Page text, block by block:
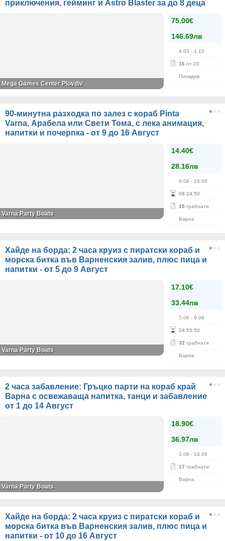
приключения, гейминг и Astro Blaster за до 8 деца
75.00€
146.69лв
4.03 - 1.10
16 от 20
Пловдив
Mega Games Center Plovdiv
90-минутна разходка по залез с кораб Pinta
Varna, Арабела или Свети Тома, с лека анимация,
напитки и почерпка - от 9 до 16 Август
14.40€
28.16лв
9.08 - 16.08
08:24:50
15 грабнати
Варна
Varna Party Boats
Хайде на борда: 2 часа круиз с пиратски кораб и
морска битка във Варненския залив, плюс пица и
напитки - от 5 до 9 Август
17.10€
33.44лв
5.08 - 9.08
24:55:50
32 грабнати
Варна
Varna Party Boats
2 часа забавление: Гръцко парти на кораб край
Варна с освежаваща напитка, танци и забавление
от 1 до 14 Αвгуст
18.90€
36.97лв
1.08 - 14.08
17 грабнати
Варна
Varna Party Boats
Хайде на борда: 2 часа круиз с пиратски кораб и
морска битка във Варненския залив, плюс пица и
напитки - от 10 до 16 Август